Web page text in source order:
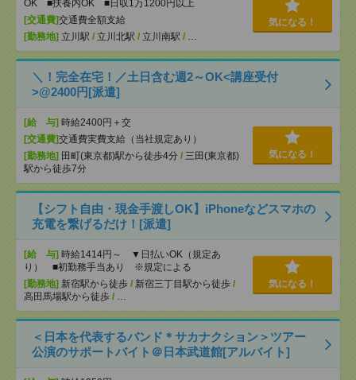
OK ■扶養内OK ■日収1万1200円以上
[交通費]交通費全額支給
[勤務地] 立川駅 / 立川北駅 / 立川南駅 / …
気になる！
＼！完全在宅！／土日含む週2～OK<講座受付
>@2400円[派遣]
[給 与] 時給2400円＋交
[交通費]交通費実費支給（当社規定あり）
[勤務地] 田町(東京都)駅から徒歩4分 / 三田(東京都)
駅から徒歩7分
気になる！
【シフト自由・現金手渡しOK】iPhoneなどスマホの
充電を繋げるだけ！[派遣]
[給 与] 時給1414円～ ▼日払いOK（規定あ
り） ■初勤務手当あり ※規定による
[勤務地] 新宿駅から徒歩 / 新宿三丁目駅から徒歩 /
高田馬場駅から徒歩 / …
気になる！
＜日本を代表するバンド＊サカナクション＞ツアー
公演のサポートバイト＠日本武道館[アルバイト]